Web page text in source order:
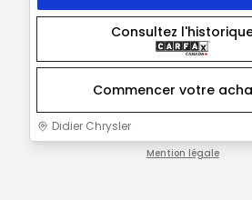
Consultez
Commencer votre
Didier Chrysler
Mention légale